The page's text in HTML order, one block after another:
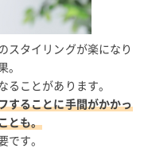
スタイリングが楽になり
ことがあります。
することに手間がかかっ
とも。
す。